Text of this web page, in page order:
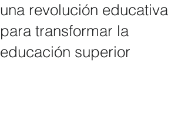
una revolución educativa
para transformar la
educación superior